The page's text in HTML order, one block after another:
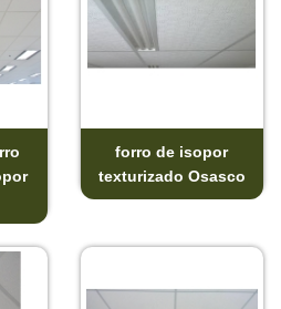
forro de isopor
texturizado Osasco